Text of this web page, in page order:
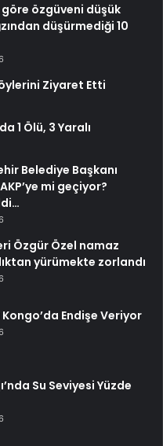
özgüveni düşük
düşürmediği 10
Ziyaret Etti
1 Ölü, 3 Yaralı
Belediye Başkanı
mi geçiyor?
Özgür Özel namaz
yürümekte zorlandı
Kongo’da Endişe Veriyor
Su Seviyesi Yüzde